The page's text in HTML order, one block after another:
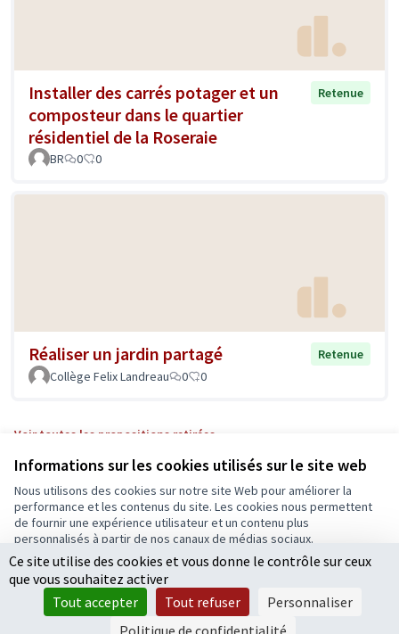
Informations sur les cookies utilisés sur le site web
Nous utilisons des cookies sur notre site Web pour améliorer la
performance et les contenus du site. Les cookies nous permettent
de fournir une expérience utilisateur et un contenu plus
personnalisés à partir de nos canaux de médias sociaux.
Tout accepter
Accepter seulement les cookies essentiels
Paramètres
Installer des carrés potager et un
composteur dans le quartier
résidentiel de la Roseraie
Retenue
BR 0 0
Réaliser un jardin partagé
Retenue
Collège Felix Landreau
0 0
Voir toutes les propositions retirées
Conditions d'utilisation
Paramètres des cookies
Ecrivons Angers sur X
(Lien externe)
Ecrivons Angers sur Facebook
(Lien externe)
logiciel libre Decidim .
Licence
(Lien
Ce site utilise des cookies et vous donne le contrôle sur ceux
que vous souhaitez activer
Tout accepter
Tout refuser
Personnaliser
Politique de confidentialité